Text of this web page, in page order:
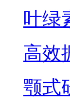
叶绿
高效
颚式